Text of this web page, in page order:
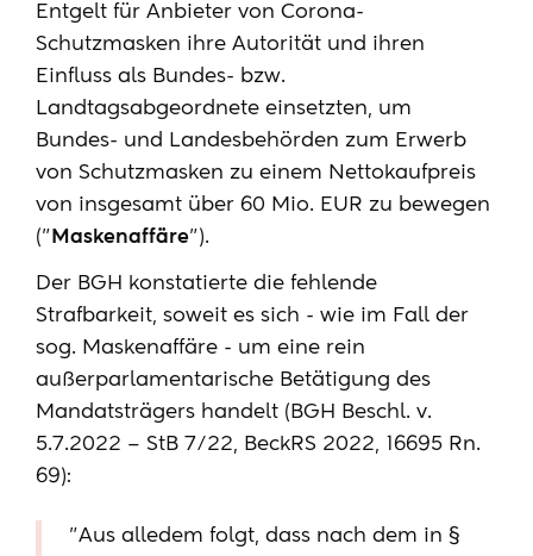
Entgelt für Anbieter von Corona-
Schutzmasken ihre Autorität und ihren
Einfluss als Bundes- bzw.
Landtagsabgeordnete einsetzten, um
Bundes- und Landesbehörden zum Erwerb
von Schutzmasken zu einem Nettokaufpreis
von insgesamt über 60 Mio. EUR zu bewegen
(" Maskenaffäre").
Der BGH konstatierte die fehlende
Strafbarkeit, soweit es sich - wie im Fall der
sog. Maskenaffäre - um eine rein
außerparlamentarische Betätigung des
Mandatsträgers handelt (BGH Beschl. v.
5.7.2022 – StB 7/22, BeckRS 2022, 16695 Rn.
69):
"Aus alledem folgt, dass nach dem in §